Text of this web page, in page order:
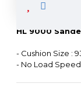
HL 9000
- Cushion Size :
- No Load